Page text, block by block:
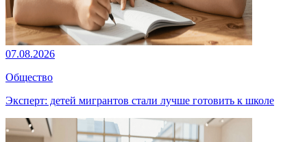
07.08.2026
Общество
Эксперт: детей мигрантов стали лучше готовить к школе